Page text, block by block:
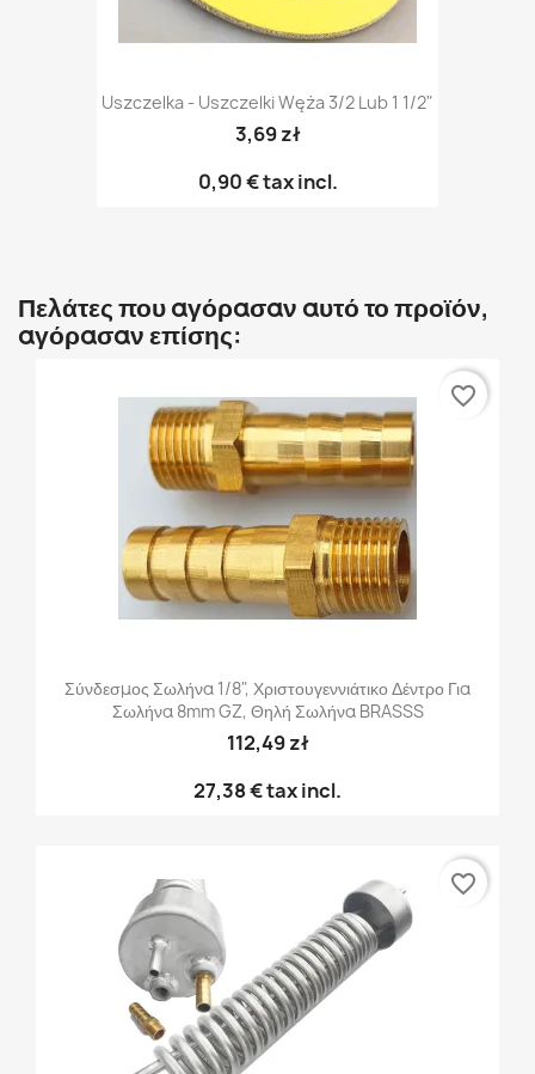
Uszczelka - Uszczelki Węża 3/2 Lub 1 1/2"
3,69 zł
0,90 €tax incl.
Πελάτες που αγόρασαν αυτό το προϊόν,
αγόρασαν επίσης:
Σύνδεσμος Σωλήνα 1/8", Χριστουγεννιάτικο Δέντρο Για
Σωλήνα 8mm GZ, Θηλή Σωλήνα BRASSS
112,49 zł
27,38 €tax incl.
favorite_border
favorite_border